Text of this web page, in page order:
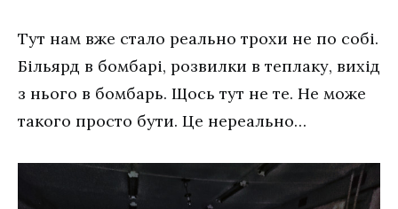
Тут нам вже стало реально трохи не по собі.
Більярд в бомбарі, розвилки в теплаку, вихід
з нього в бомбарь. Щось тут не те. Не може
такого просто бути. Це нереально…